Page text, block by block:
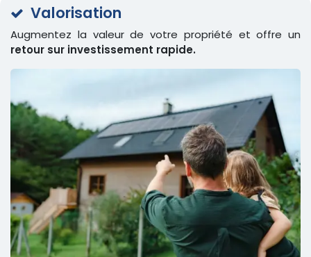
Valorisation
Augmentez la valeur de votre propriété et offre un
retour sur investissement rapide.